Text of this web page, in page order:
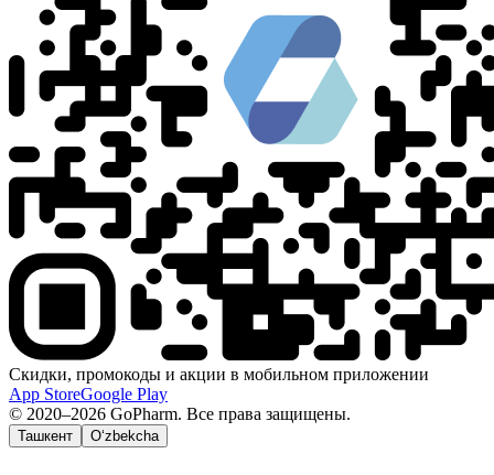
Скидки, промокоды и акции в мобильном приложении
App StoreGoogle Play
© 2020–2026 GoPharm. Все права защищены.
Ташкент O‘zbekcha